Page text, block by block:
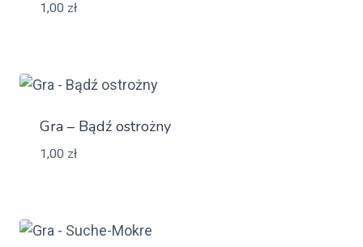
1,00 zł
Gra – Bądź ostrożny
1,00 zł